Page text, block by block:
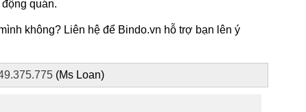
quán.
không? Liên hệ để Bindo.vn hỗ trợ bạn lên ý
(Ms Loan)